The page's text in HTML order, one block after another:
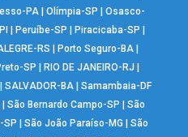
PA |Olímpia-SP |Osasco-
|Peruíbe-SP |Piracicaba-SP |
RS |Porto Seguro-BA |
SP |RIO DE JANEIRO-RJ |
| SALVADOR-BA| Samambaia-DF
|São Bernardo Campo-SP |São
SP |São João Paraíso-MG |São